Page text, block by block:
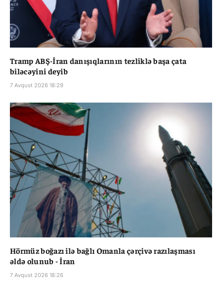
Tramp ABŞ-İran danışıqlarının tezliklə başa çata
biləcəyini deyib
7 Avqust 2026 18:29
Hörmüz boğazı ilə bağlı Omanla çərçivə razılaşması
əldə olunub - İran
7 Avqust 2026 18:26